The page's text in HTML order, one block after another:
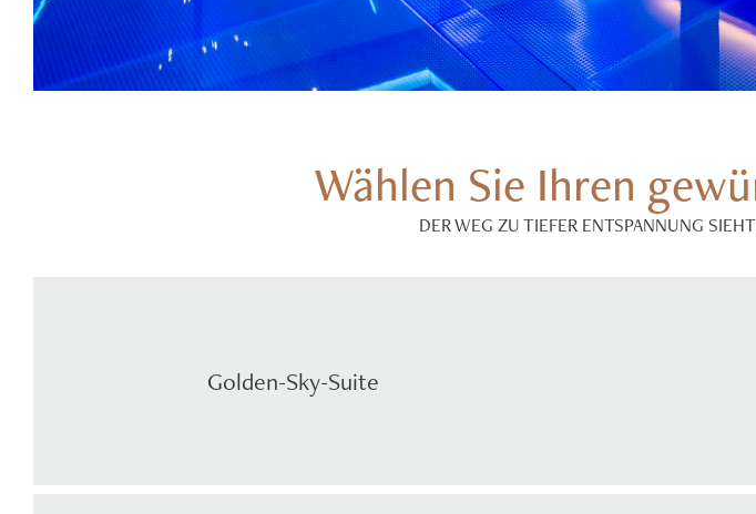
Wählen Sie Ihren
DER WEG ZU TIEFER ENTSPANNUNG
Golden-Sky-Suite